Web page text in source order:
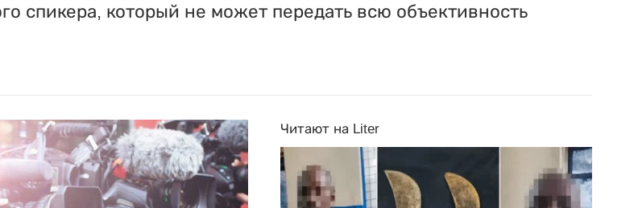
спикера, который не может передать всю объективность
Читают на Liter